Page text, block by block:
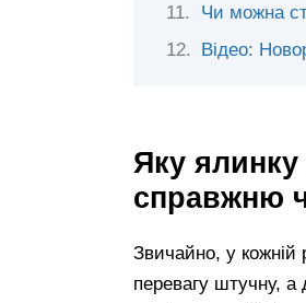
Чи можна
Відео:
Яку
справжню
Звичайно, у кожній
перевагу штучну, а